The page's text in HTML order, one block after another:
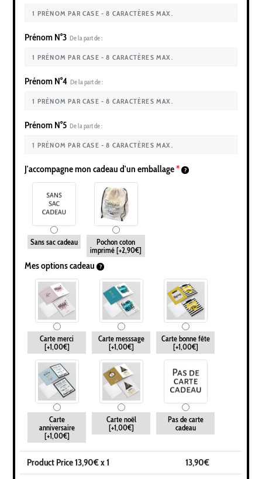
Prénom N°3 De la part de :
Prénom N°4 De la part de :
Prénom N°5 De la part de :
J'accompagne mon cadeau d'un emballage*
Sans sac cadeau
Pochon coton
imprimé[+2,90€]
Mes options cadeau
Carte merci
[+1,00€]
Carte messsage
[+1,00€]
Carte bonne fête
[+1,00€]
Carte
anniversaire
[+1,00€]
Carte noël
[+1,00€]
Pas de carte
cadeau
Product Price13,90€ x 1 13,90€